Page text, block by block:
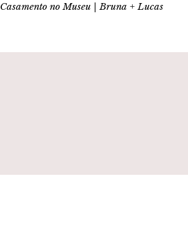
Casamento no Museu | Bruna + Lucas